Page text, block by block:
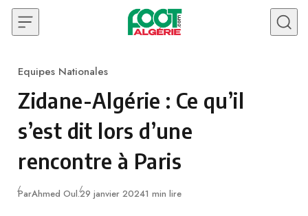
Skip to content
Category
Equipes Nationales
Zidane-Algérie : Ce qu’il
s’est dit lors d’une
rencontre à Paris
ParAhmed Oul.Publié
29 janvier 20241 min lire